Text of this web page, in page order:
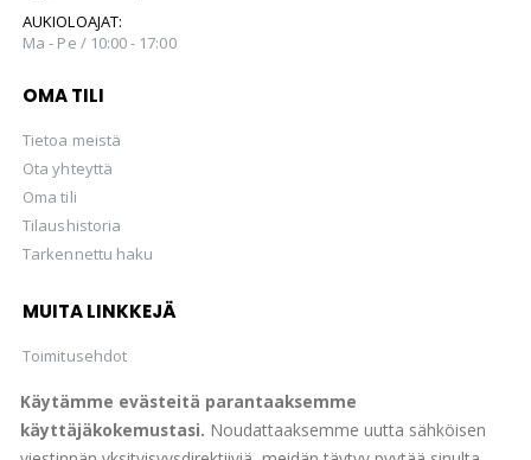
Käytämme evästeitä parantaaksemme
käyttäjäkokemustasi. Noudattaaksemme uutta sähköisen
AUKIOLOAJAT:
Ma - Pe / 10:00 - 17:00
OMA TILI
Tietoa meistä
Ota yhteyttä
Oma tili
Tilaushistoria
Tarkennettu haku
MUITA LINKKEJÄ
Toimitusehdot
Hellman Huutokaupat Oy